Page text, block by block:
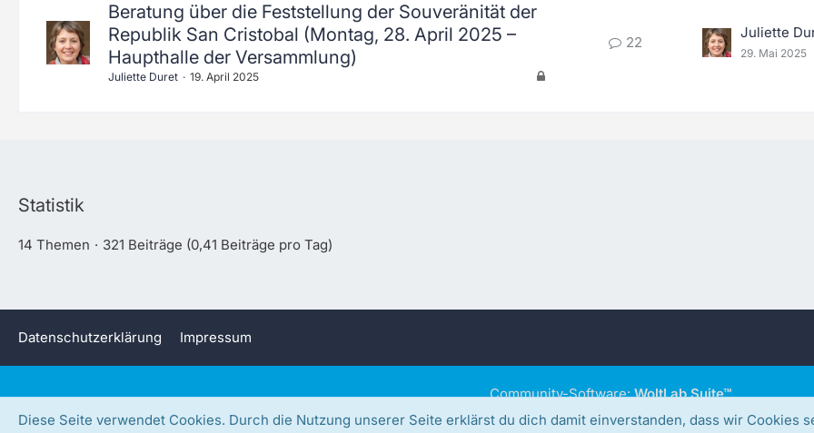
Beratung über die Feststellung der Souveränität der
Republik San Cristobal (Montag, 28. April 2025 –
Haupthalle der Versammlung)
Juliette Duret 19. April 2025
22
Juliette
29. Mai 2025
Statistik
14 Themen 321 Beiträge (0,41 Beiträge pro Tag)
Datenschutzerklärung Impressum
Community-Software:WoltLab Suite™
In freundlicher Unterstützung durchDJKenzo(Discord:
Diese Seite verwendet Cookies. Durch die Nutzung unserer Seite erklärst du dich damit einverstanden, dass wir Cookies